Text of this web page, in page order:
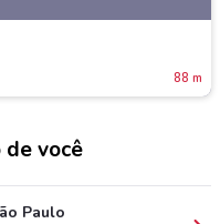
88 m
você
Paulo